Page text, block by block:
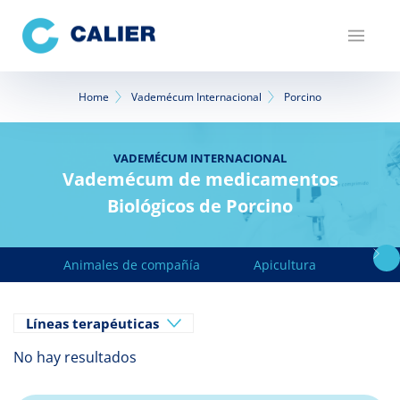
contenido
principal
Sobrescribir
enlaces
ayuda
la
navegación
Home Vademécum Internacional Porcino
VADEMÉCUM INTERNACIONAL
Vademécum de medicamentos
Biológicos de Porcino
Animales de compañía Apicultura
Líneas terapéuticas
No hay resultados